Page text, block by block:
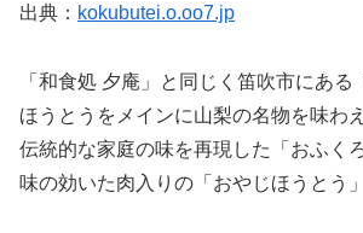
出典： kokubutei.o.oo7.jp
「和食処 夕庵」と同じく笛吹市にある
ほうとうをメインに山梨の名物を味わ
伝統的な家庭の味を再現した「おふく
味の効いた肉入りの「おやじほうとう